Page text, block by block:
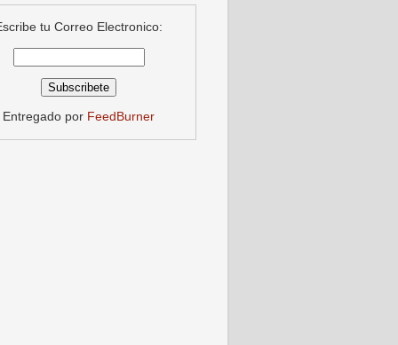
tu Correo Electronico:
Entregado por FeedBurner